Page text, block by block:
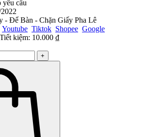
yêu cầu
- Để Bàn - Chặn Giấy Pha Lê
Youtube Tiktok Shopee Google
Tiết kiệm: 10.000 ₫
+